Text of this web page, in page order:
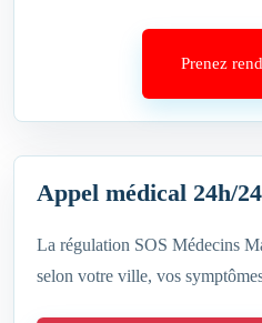
Prenez
Appel médical 24h/24
La régulation SOS Médecins
selon votre ville, vos